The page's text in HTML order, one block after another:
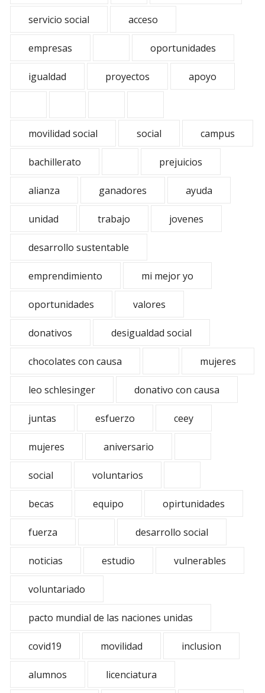
servicio social acceso
empresas oportunidades
igualdad proyectos apoyo
movilidad social social campus
bachillerato prejuicios
alianza ganadores ayuda
unidad trabajo jovenes
desarrollo sustentable
emprendimiento mi mejor yo
oportunidades valores
donativos desigualdad social
chocolates con causa mujeres
leo schlesinger donativo con causa
juntas esfuerzo ceey
mujeres aniversario
social voluntarios
becas equipo opirtunidades
fuerza desarrollo social
noticias estudio vulnerables
voluntariado
pacto mundial de las naciones unidas
covid19 movilidad inclusion
alumnos licenciatura